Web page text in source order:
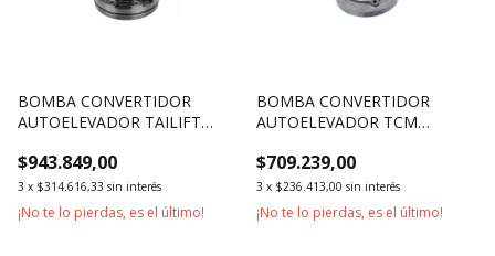
BOMBA CONVERTIDOR
AUTOELEVADOR TAILIFT
$943.849,00
3 x $314.616,33 sin interés
¡No te lo pierdas, es el último!
BOMBA CONVERTIDOR
AUTOELEVADOR TCM
$709.239,00
3 x $236.413,00 sin interés
¡No te lo pierdas, es el último!